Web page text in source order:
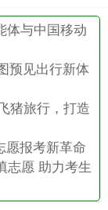
体与中国移动
预见出行新体
猪旅行，打造
愿报考新革命
志愿 助力考生